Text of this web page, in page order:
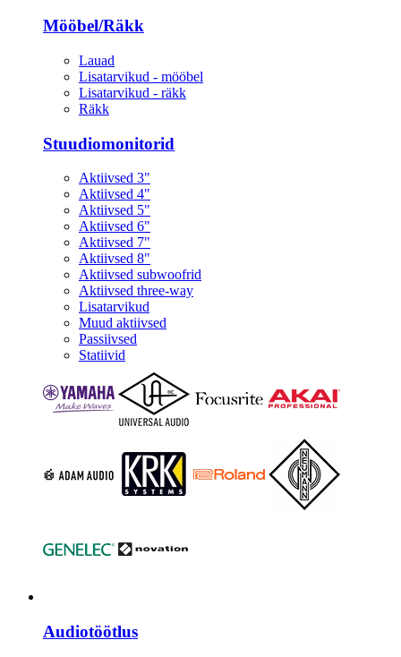
Mööbel/Räkk
Lauad
Lisatarvikud - mööbel
Lisatarvikud - räkk
Räkk
Stuudiomonitorid
Aktiivsed 3"
Aktiivsed 4"
Aktiivsed 5"
Aktiivsed 6"
Aktiivsed 7"
Aktiivsed 8"
Aktiivsed subwoofrid
Aktiivsed three-way
Lisatarvikud
Muud aktiivsed
Passiivsed
Statiivid
Audiotöötlus